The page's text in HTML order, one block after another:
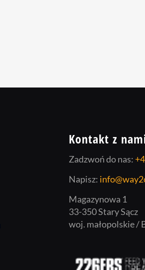
Kontakt z
Zadzwoń do nas:
Napisz:
Magazynowa 1
33-350 Stary Sącz
woj. małopolskie /